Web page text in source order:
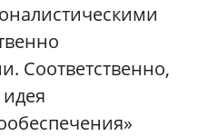
Соответственно,